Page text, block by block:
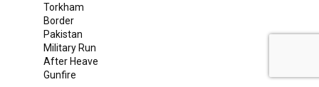
Torkham
Border
Pakistan
Military Run
After Heave
Gunfire